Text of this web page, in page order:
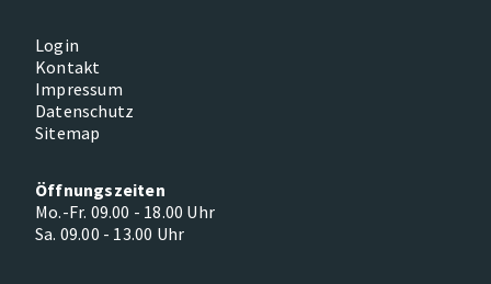
Login
Kontakt
Impressum
Datenschutz
Sitemap
Öffnungszeiten
Mo.-Fr. 09.00 - 18.00 Uhr
Sa. 09.00 - 13.00 Uhr